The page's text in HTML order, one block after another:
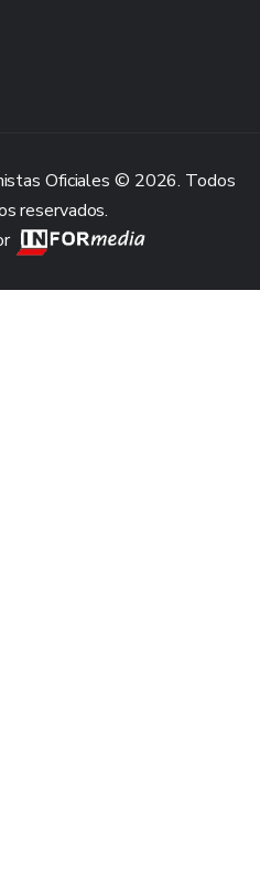
Oficiales © 2026. Todos
reservados.